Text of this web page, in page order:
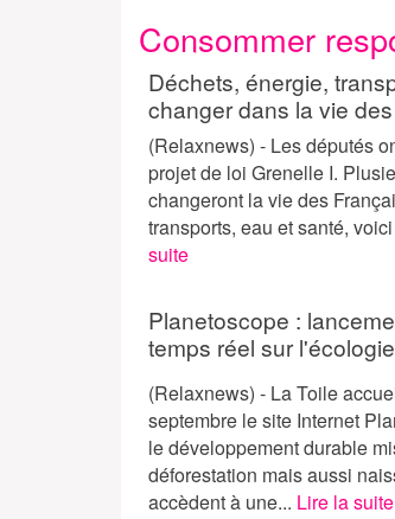
Consommer
Déchets, énergie,
changer dans la vie
(Relaxnews) - Les députés
projet de loi Grenelle I.
changeront la vie des
transports, eau et santé,
suite
Planetoscope :
temps réel sur
(Relaxnews) - La Toile
septembre le site Internet
le développement durable
déforestation mais aussi
accèdent à une... Lire la suite